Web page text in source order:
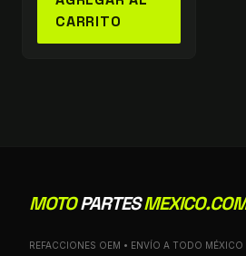
CARRITO
MOTOPARTES
REFACCIONES OEM • ENVÍO A TODO MÉXICO